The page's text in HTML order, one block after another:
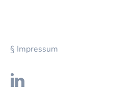
§ Impressum